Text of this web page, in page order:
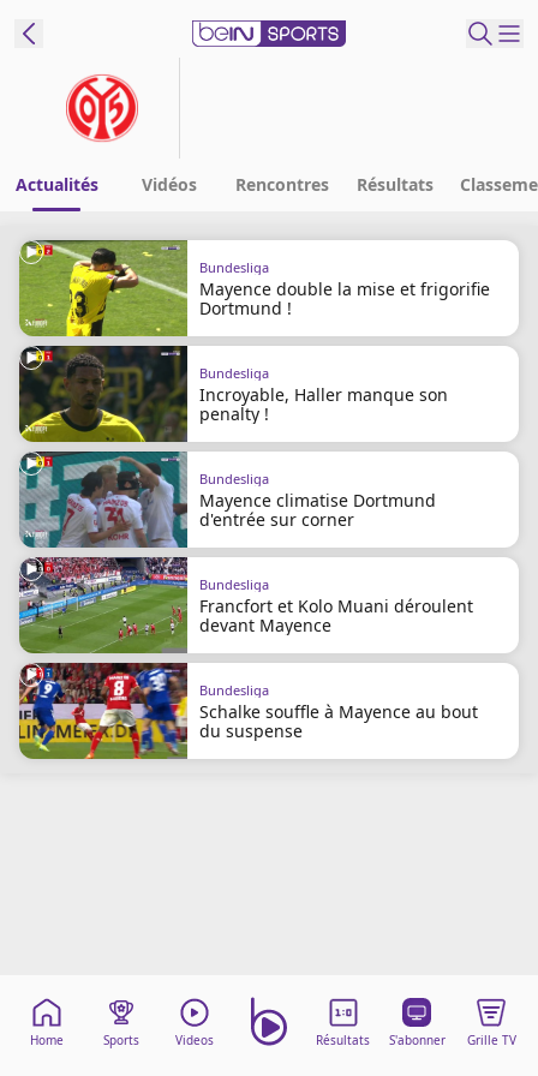
CONNECT
Edition
France
Replays
Podcasts
En Direct
Gérer les
notifications
Contactez nous
Grille TV
beINSPIRED
CGU
Mentions légales
Cookies
Protection des données
Paramétrer mon consentement
Actualités Vidéos Rencontres Résultats
Bundesliga
Mayence double la mise et frigorifie
Dortmund !
Bundesliga
Incroyable, Haller manque son
penalty !
Bundesliga
Mayence climatise Dortmund
d'entrée sur corner
Bundesliga
Francfort et Kolo Muani déroulent
devant Mayence
Bundesliga
Schalke souffle à Mayence au bout
du suspense
Home Sports Videos Résultats S'abonner Grille TV